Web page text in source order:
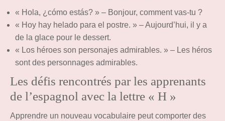
« Hola, ¿cómo estás? » – Bonjour, comment vas-tu ?
« Hoy hay helado para el postre. » – Aujourd’hui, il y a
de la glace pour le dessert.
« Los héroes son personajes admirables. » – Les héros
sont des personnages admirables.
Les défis rencontrés par les apprenants
de l’espagnol avec la lettre « H »
Apprendre un nouveau vocabulaire peut comporter des